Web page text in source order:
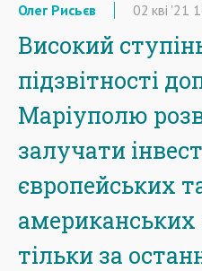
Олег Рисьєв 02 кві '21
Високий
підзвітності
Маріуполю
залучати
європейських
американських
тільки за